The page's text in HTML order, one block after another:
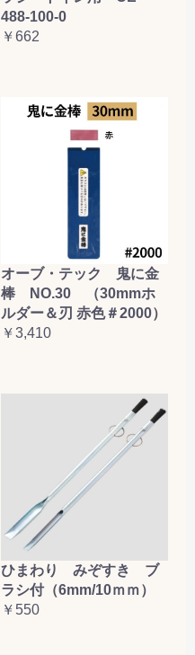
488-100-0
￥662
オーブ・テック 鬼に金
棒 NO.30 （30mmホ
ルダー＆刃 赤色＃2000）
￥3,410
ひまわり みぞすき ブ
ラシ付（6mm/10ｍｍ）
￥550